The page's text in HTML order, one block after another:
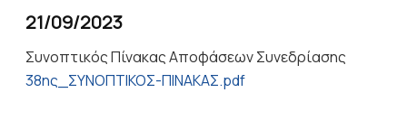
21/09/2023
Συνοπτικός Πίνακας Αποφάσεων Συνεδρίασης
38ης_ΣΥΝΟΠΤΙΚΟΣ-ΠΙΝΑΚΑΣ.pdf